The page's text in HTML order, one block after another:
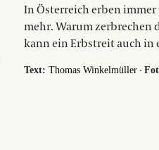
In Österreich erben
mehr. Warum zerbrechen
kann ein Erbstreit auch in
Text: Thomas Winkelmüller ·